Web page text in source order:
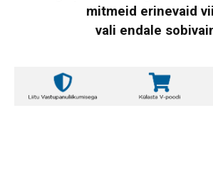
mitmeid erinevaid
vali endale